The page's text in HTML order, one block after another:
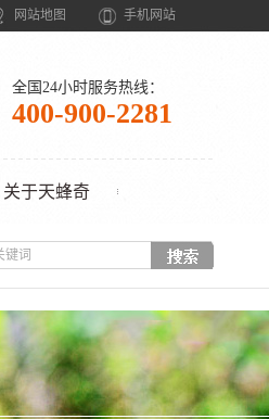
网站地图 手机网站
全国24小时服务热线：
400-900-2281
关于天蜂奇